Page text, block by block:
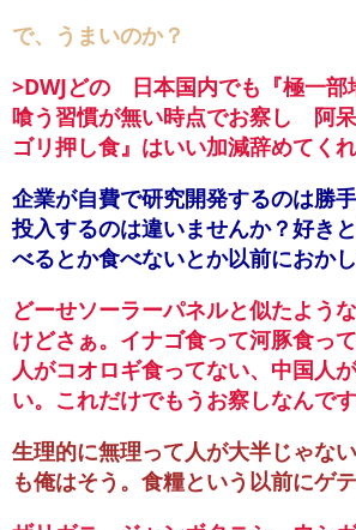
で、うまいのか？
>DWJどの 日本国内でも『極一部
喰う習慣が無い時点でお察し 阿
ゴリ押し食』はいい加減辞めてく
企業が自費で研究開発するのは勝
投入するのは違いませんか？好き
べるとか食べないとか以前におかし
どーせソーラーパネルと似たよう
けどさぁ。イナゴ食って河豚食っ
人がコオロギ食ってない、中国人
い。これだけでもうお察しなんで
生理的に無理って人が大半じゃな
も俺はそう。食糧という以前にゲ